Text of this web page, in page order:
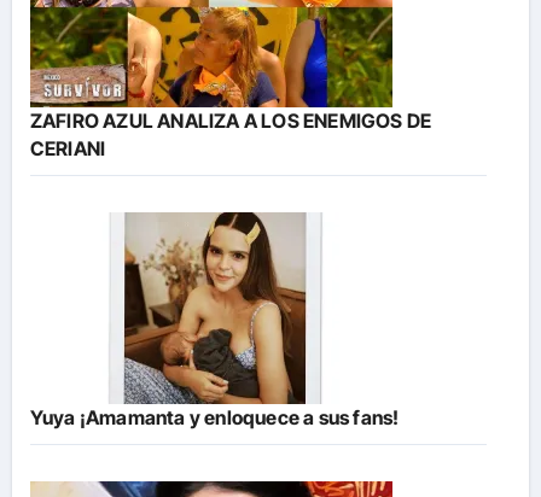
ZAFIRO AZUL ANALIZA A LOS ENEMIGOS DE
CERIANI
Yuya ¡Amamanta y enloquece a sus fans!